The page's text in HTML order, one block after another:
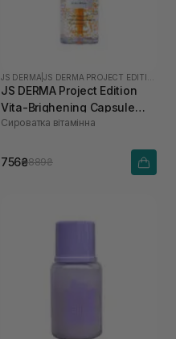
JS DERMA |
JS DERMA Project Edition
Vita-Brighening Capsule
Ampoule 50 мл
Сироватка вітамінна
756₴889₴